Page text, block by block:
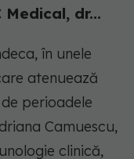
dr...
în unele
atenuează
perioadele
Camuescu,
clinică,